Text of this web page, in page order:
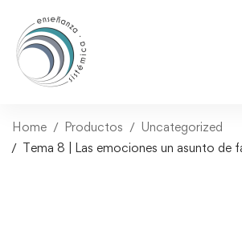
Home Productos
Uncategorized
Tema 8 | Las emociones un asunto de